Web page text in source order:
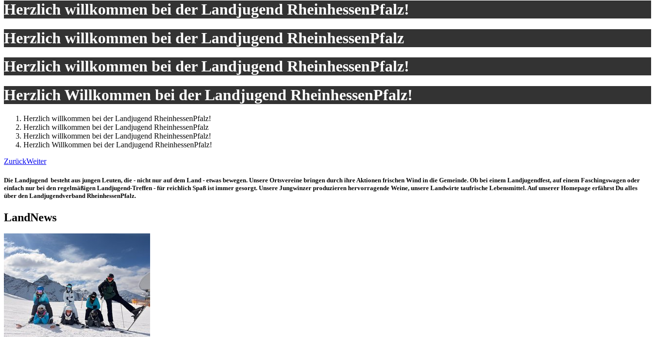
Herzlich willkommen bei der Landjugend RheinhessenPfalz!
Herzlich willkommen bei der Landjugend RheinhessenPfalz
Herzlich willkommen bei der Landjugend RheinhessenPfalz!
Herzlich Willkommen bei der Landjugend RheinhessenPfalz!
Herzlich willkommen bei der Landjugend RheinhessenPfalz!
Herzlich willkommen bei der Landjugend RheinhessenPfalz
Herzlich willkommen bei der Landjugend RheinhessenPfalz!
Herzlich Willkommen bei der Landjugend RheinhessenPfalz!
ZurückWeiter
Die Landjugend besteht aus jungen Leuten, die - nicht nur auf dem Land - etwas bewegen. Unsere Ortsvereine bringen durch ihre Aktionen frischen Wind in die Gemeinde. Ob bei einem Landjugendfest, auf einem Faschingswagen oder
einfach nur bei den regelmäßigen Landjugend-Treffen - für reichlich Spaß ist immer gesorgt. Unsere Jungwinzer produzieren hervorragende Weine, unsere Landwirte taufrische Lebensmittel. Auf unserer Homepage erfährst Du alles
über den Landjugendverband RheinhessenPfalz.
LandNews